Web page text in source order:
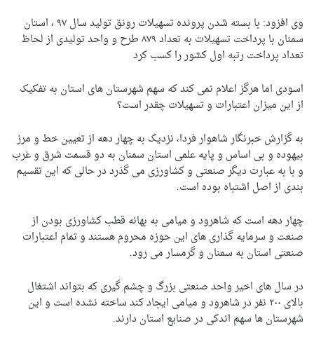
وی افزود: با بسته شدن پرونده تسهیلات رونق تولید سال ۹۷ ، استان
سمنان با پرداخت تسهیلات به تعداد ۸۷۹ طرح و واحد تولیدی از لحاظ
تعداد پرداخت رتبه اول کشور را کسب کرد
اسودی اما هرگز اعلام نمی کند که سهم شهرستان های استان به تفکیک
از این میزان اعتبارات و تسهیلات چقدر است؟
به گزارش خبرنگار شاهوار فردا، نزدیک به چهار دهه از تعیین خط و مرز
بیهوده و بی اساس و پایه علمی استان سمنان به دو قسمت شرق و غرب
و با به عبارت دیگر صنعتی و کشاورزی می گذرد در حالی که این تقسیم
بندی از اصل اشتباه بوده است.
چهار دهه است که شاهرود و میامی به بهانه قطب کشاورزی بودن از
صنعت و سرمایه گذاری های این حوزه محروم هستند و تمام اعتبارات
صنعتی استان به سمنان و گرمسار می رود.
در سال های اخیر واحد صنعتی بزرگ و چشم گیری که بتواند اشتغال
بالای ۲۰۰ نفر در شاهرود و میامی ایجاد کند ساخته نشده است و این
شهرستان ها سهم اندکی در صنایع استان دارند.